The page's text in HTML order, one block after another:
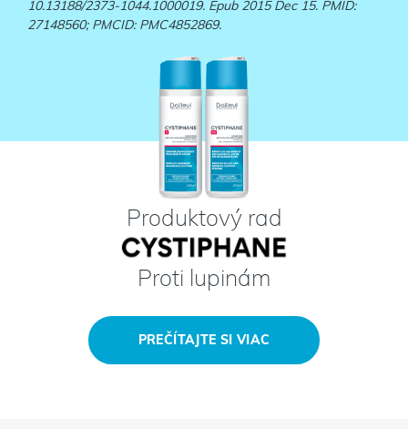
10.13188/2373-1044.1000019. Epub 2015 Dec 15. PMID:
27148560; PMCID: PMC4852869.
Produktový rad
Proti lupinám
PREČÍTAJTE SI VIAC